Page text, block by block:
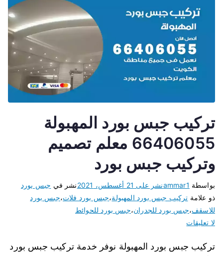
تركيب جبس بورد المهبولة
66406055 معلم تصميم
وتركيب جبس بورد
بواسطة ammar1نشر على 21 أغسطس، 2021 نشر في جبس بورد
ذو علامة تركيب جبس بورد المهبولة،جبس بورد فلات،جبس بورد
للاسقف،جبس بورد للجدران،جبس بورد للحوائط
لا تعليقات
تركيب جبس بورد المهبولة نوفر خدمة تركيب جبس بورد